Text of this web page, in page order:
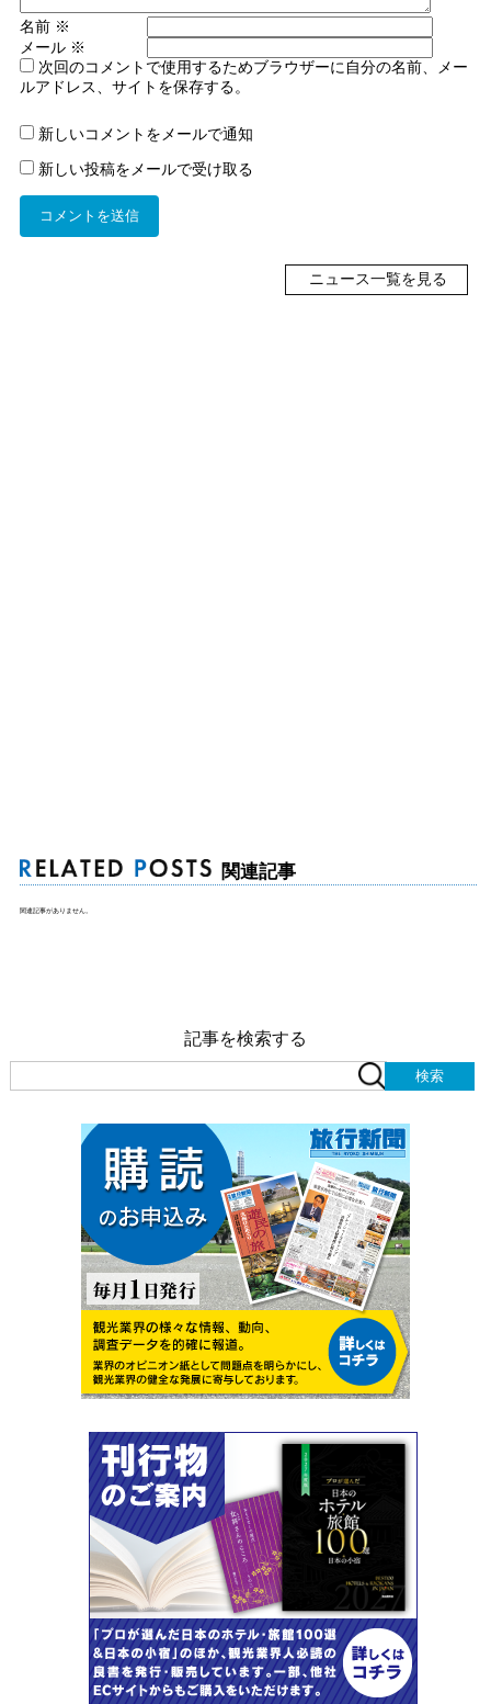
名前 ※
メール ※
次回のコメントで使用するためブラウザーに自分の名前、メー
ルアドレス、サイトを保存する。
新しいコメントをメールで通知
新しい投稿をメールで受け取る
ニュース一覧を見る
関連記事
関連記事がありません。
記事を検索する